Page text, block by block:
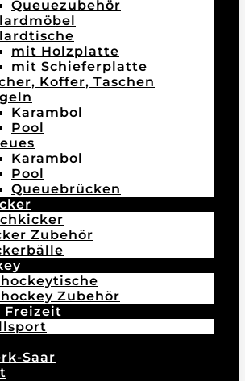
Queuezubehör
mit Holzplatte
mit Schieferplatte
Koffer, Taschen
Karambol
Pool
Karambol
Pool
Queuebrücken
Zubehör
Zubehör
Freizeit
Saar